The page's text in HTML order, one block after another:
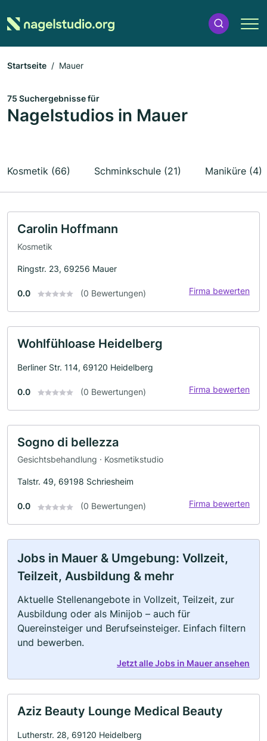
Startseite Mauer
75 Suchergebnisse für
Nagelstudios in Mauer
Kosmetik (66) Schminkschule (21) Maniküre (4)
Carolin Hoffmann
Kosmetik
Ringstr. 23, 69256 Mauer
0.0 (0 Bewertungen) Firma bewerten
Wohlfühloase Heidelberg
Berliner Str. 114, 69120 Heidelberg
0.0 (0 Bewertungen) Firma bewerten
Sogno di bellezza
Gesichtsbehandlung · Kosmetikstudio
Talstr. 49, 69198 Schriesheim
0.0 (0 Bewertungen) Firma bewerten
Jobs in Mauer & Umgebung: Vollzeit,
Teilzeit, Ausbildung & mehr
Aktuelle Stellenangebote in Vollzeit, Teilzeit, zur
Ausbildung oder als Minijob – auch für
Quereinsteiger und Berufseinsteiger. Einfach filtern
und bewerben.
Jetzt alle Jobs in Mauer ansehen
Aziz Beauty Lounge Medical Beauty
Lutherstr. 28, 69120 Heidelberg